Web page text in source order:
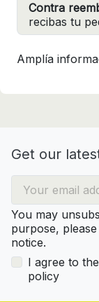
Contra
recibas tu
Amplía
Get our
You may
purpose,
notice.
I agree to
policy